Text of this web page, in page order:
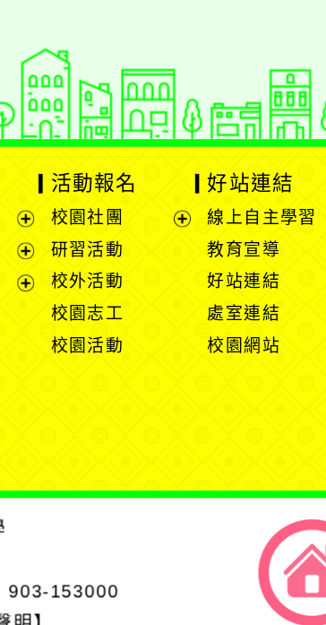
展
選
展
活動報名
校園社團
研習活動
校外活動
校園志工
校園活動
好站連結
線上自主學習
教育宣導
好站連結
處室連結
校園網站
903-153000